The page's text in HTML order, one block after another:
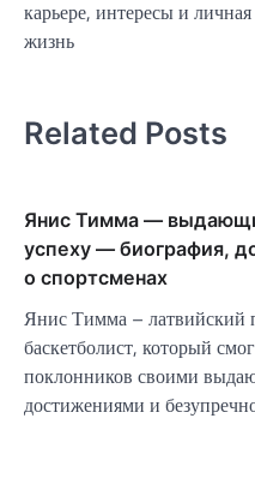
карьере, интересы и личная
жизнь
Related Posts
Янис Тимма —
успеху — биография,
о спортсменах
Янис Тимма – латвийский
баскетболист, который
поклонников своими
достижениями и